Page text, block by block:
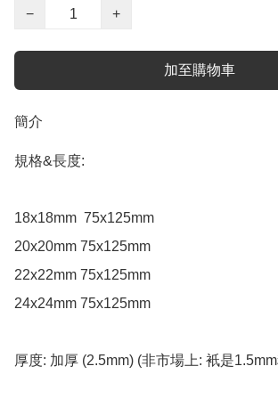
−
+
加至購物車
簡介
規格&長度:
18x18mm  75x125mm
20x20mm 75x125mm
22x22mm 75x125mm
24x24mm 75x125mm
厚度: 加厚 (2.5mm) (非市場上: 衹是